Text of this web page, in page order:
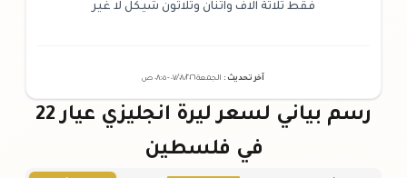
فقط ثلاثة آلاف واثنان وثلاثون شيكل لا غير
آخر تحديث : الجمعة ٠٧ /٠٨/٢٠٢٦ - ٠٨:٠٥ ص
رسم بياني لسعر ليرة انجليزي عيار 22
في فلسطين